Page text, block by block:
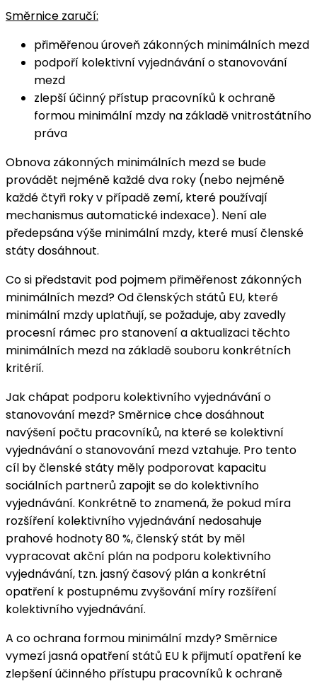
Směrnice zaručí:
přiměřenou úroveň zákonných minimálních mezd
podpoří kolektivní vyjednávání o stanovování
mezd
zlepší účinný přístup pracovníků k ochraně
formou minimální mzdy na základě vnitrostátního
práva
Obnova zákonných minimálních mezd se bude
provádět nejméně každé dva roky (nebo nejméně
každé čtyři roky v případě zemí, které používají
mechanismus automatické indexace). Není ale
předepsána výše minimální mzdy, které musí členské
státy dosáhnout.
Co si představit pod pojmem přiměřenost zákonných
minimálních mezd? Od členských států EU, které
minimální mzdy uplatňují, se požaduje, aby zavedly
procesní rámec pro stanovení a aktualizaci těchto
minimálních mezd na základě souboru konkrétních
kritérií.
Jak chápat podporu kolektivního vyjednávání o
stanovování mezd? Směrnice chce dosáhnout
navýšení počtu pracovníků, na které se kolektivní
vyjednávání o stanovování mezd vztahuje. Pro tento
cíl by členské státy měly podporovat kapacitu
sociálních partnerů zapojit se do kolektivního
vyjednávání. Konkrétně to znamená, že pokud míra
rozšíření kolektivního vyjednávání nedosahuje
prahové hodnoty 80 %, členský stát by měl
vypracovat akční plán na podporu kolektivního
vyjednávání, tzn. jasný časový plán a konkrétní
opatření k postupnému zvyšování míry rozšíření
kolektivního vyjednávání.
A co ochrana formou minimální mzdy? Směrnice
vymezí jasná opatření států EU k přijmutí opatření ke
zlepšení účinného přístupu pracovníků k ochraně